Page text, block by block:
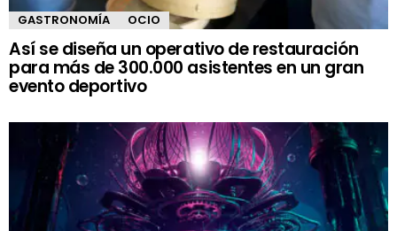
GASTRONOMÍA OCIO
Así se diseña un operativo de restauración
para más de 300.000 asistentes en un gran
evento deportivo